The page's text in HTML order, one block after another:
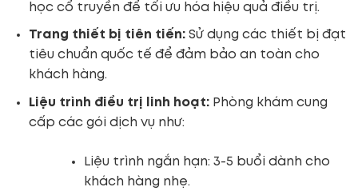
học cổ truyền để tối ưu hóa hiệu quả điều trị.
Trang thiết bị tiên tiến:Sử dụng các thiết bị đạt
tiêu chuẩn quốc tế để đảm bảo an toàn cho
khách hàng.
Liệu trình điều trị linh hoạt:Phòng khám cung
cấp các gói dịch vụ như:
Liệu trình ngắn hạn: 3-5 buổi dành cho
khách hàng nhẹ.